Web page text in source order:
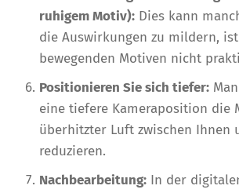
ruhigem Motiv): Dies kann
die Auswirkungen zu mildern,
bewegenden Motiven nicht
Positionieren Sie sich tiefer:
eine tiefere Kameraposition die
überhitzter Luft zwischen Ihnen
reduzieren.
Nachbearbeitung: In der